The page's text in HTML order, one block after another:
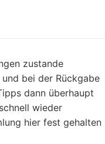
zustande
bei der Rückgabe
dann überhaupt
wieder
hier fest gehalten